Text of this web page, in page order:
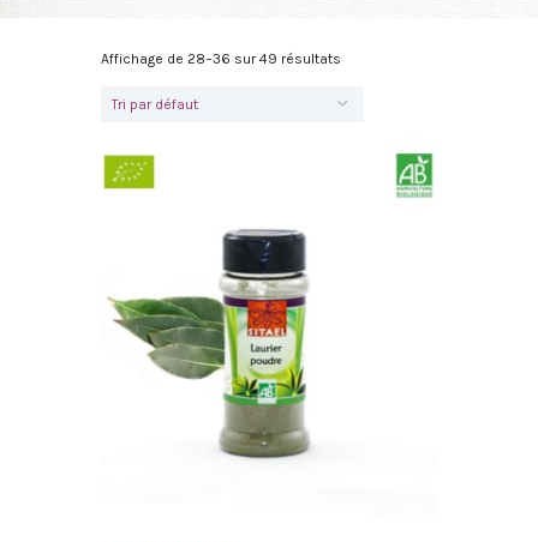
Affichage de 28–36 sur 49 résultats